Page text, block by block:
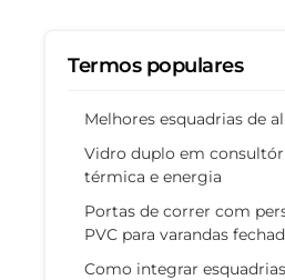
Termos populares
Melhores esquadrias de
Vidro duplo em
térmica e energia
Portas de correr com
PVC para varandas
Como integrar